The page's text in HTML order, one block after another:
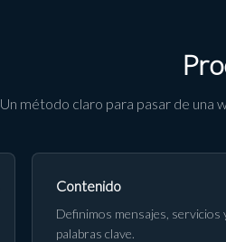
Un método claro para pasar de una
Contenido
Definimos mensajes, servicios
palabras clave.